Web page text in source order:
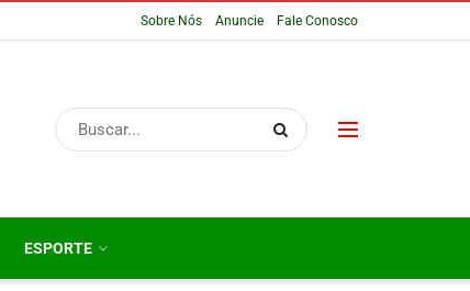
Sobre Nós Anuncie Fale Conosco
ESPORTE